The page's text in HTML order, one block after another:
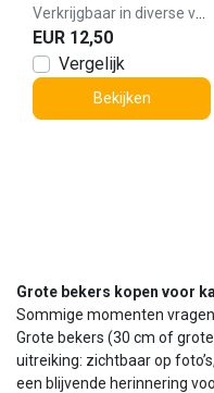
MT.141-Zilver
EUR 12,50
Vergelijk
Bekijken
Grote bekers kopen voor
Sommige momenten
Grote bekers (30 cm of
uitreiking: zichtbaar op
een blijvende herinnering